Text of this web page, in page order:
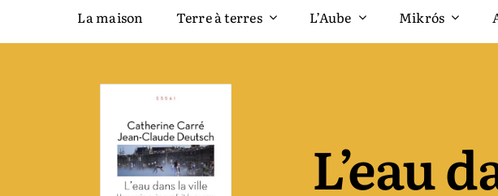
La maison Terre à terres L’Aube Mikrós
L’eau